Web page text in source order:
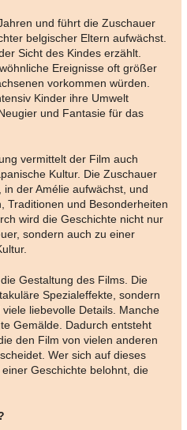
und führt die Zuschauer
belgischer Eltern aufwächst.
Sicht des Kindes erzählt.
Ereignisse oft größer
vorkommen würden.
Kinder ihre Umwelt
und Fantasie für das
vermittelt der Film auch
Kultur. Die Zuschauer
der Amélie aufwächst, und
Traditionen und Besonderheiten
wird die Geschichte nicht nur
sondern auch zu einer
Gestaltung des Films. Die
Spezialeffekte, sondern
liebevolle Details. Manche
Gemälde. Dadurch entsteht
den Film von vielen anderen
Wer sich auf dieses
Geschichte belohnt, die